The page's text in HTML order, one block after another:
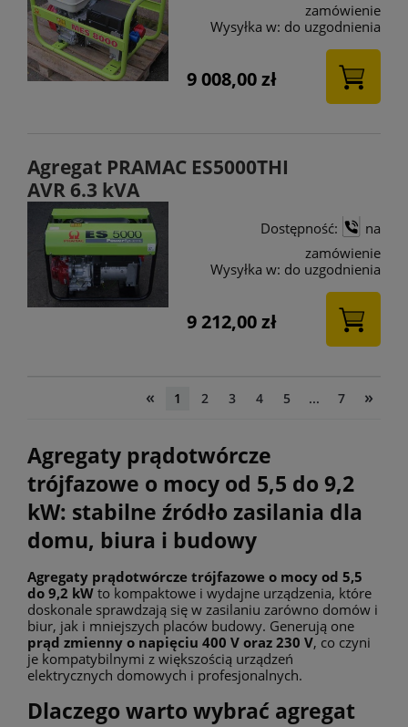
zamówienie
Wysyłka w: do uzgodnienia
9 008,00 zł
Agregat PRAMAC ES5000THI
AVR 6.3 kVA
Dostępność:
na
zamówienie
Wysyłka w: do uzgodnienia
9 212,00 zł
« 1 2 3 4 5 ... 7 »
Agregaty prądotwórcze
trójfazowe o mocy od 5,5 do 9,2
kW: stabilne źródło zasilania dla
domu, biura i budowy
Agregaty prądotwórcze trójfazowe o mocy od 5,5
do 9,2 kW to kompaktowe i wydajne urządzenia, które
doskonale sprawdzają się w zasilaniu zarówno domów i
biur, jak i mniejszych placów budowy. Generują one
prąd zmienny o napięciu 400 V oraz 230 V, co czyni
je kompatybilnymi z większością urządzeń
elektrycznych domowych i profesjonalnych.
Dlaczego warto wybrać agregat